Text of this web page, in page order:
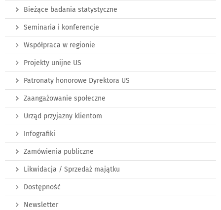
Bieżące badania statystyczne
Seminaria i konferencje
Współpraca w regionie
Projekty unijne US
Patronaty honorowe Dyrektora US
Zaangażowanie społeczne
Urząd przyjazny klientom
Infografiki
Zamówienia publiczne
Likwidacja / Sprzedaż majątku
Dostępność
Newsletter